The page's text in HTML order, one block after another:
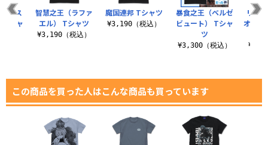
魔国連邦 Tシャツ
¥3,190（税込）
暴食之王（ベルゼ
ビュート） Tシャ
ツ
¥3,300（税込）
リム
オール
ペス
Tシャ
智慧之王（ラファ
エル） Tシャツ
¥3,190（税込）
この商品を買った人はこんな商品も買っています